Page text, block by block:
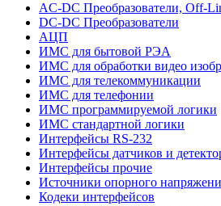
AC-DC Преобразователи, Off-
DC-DC Преобразователи
АЦП
ИМС для бытовой РЭА
ИМС для обработки видео
ИМС для телекоммуникации
ИМС для телефонии
ИМС программируемой логики
ИМС стандартной логики
Интерфейсы RS-232
Интерфейсы датчиков и
Интерфейсы прочие
Источники опорного
Кодеки интерфейсов